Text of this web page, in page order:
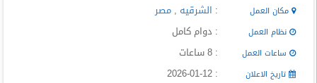
وظائف
حكومية
المدونة
مكان العمل : الشرقيه , مصر
نظام العمل : دوام كامل
ساعات العمل : 8 ساعات
تاريخ الاعلان : 2026-01-12